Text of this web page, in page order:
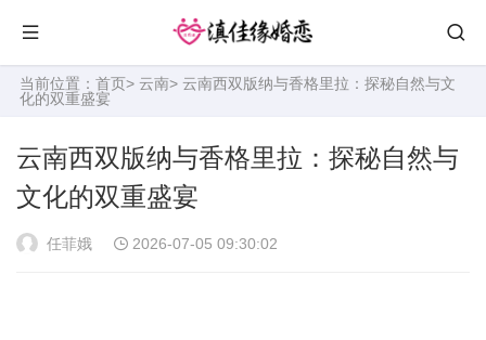
当前位置： 首页> 云南> 云南西双版纳与香格里拉：探秘自然与文
化的双重盛宴
云南西双版纳与香格里拉：探秘自然与
文化的双重盛宴
任菲娥 2026-07-05 09:30:02